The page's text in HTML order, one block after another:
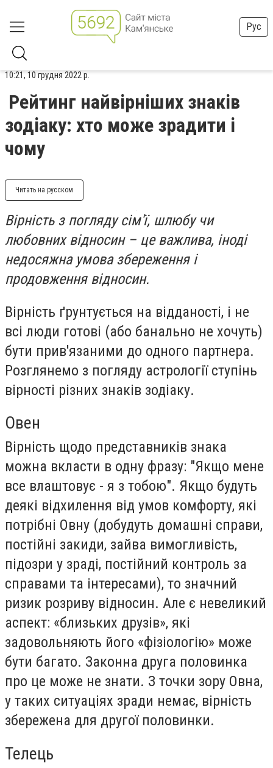
Рус
10:21, 10 грудня 2022 р.
Рейтинг найвірніших знаків
зодіаку: хто може зрадити і
чому
Читать на русском
Вірність з погляду сім'ї, шлюбу чи
любовних відносин – це важлива, іноді
недосяжна умова збереження і
продовження відносин.
Вірність ґрунтується на відданості, і не
всі люди готові (або банально не хочуть)
бути прив'язаними до одного партнера.
Розглянемо з погляду астрології ступінь
вірності різних знаків зодіаку.
Овен
Вірність щодо представників знака
можна вкласти в одну фразу: "Якщо мене
все влаштовує - я з тобою". Якщо будуть
деякі відхилення від умов комфорту, які
потрібні Овну (добудуть домашні справи,
постійні закиди, зайва вимогливість,
підозри у зраді, постійний контроль за
справами та інтересами), то значний
ризик розриву відносин. Але є невеликий
аспект: «близьких друзів», які
задовольняють його «фізіологію» може
бути багато. Законна друга половинка
про це може не знати. З точки зору Овна,
у таких ситуаціях зради немає, вірність
збережена для другої половинки.
Телець